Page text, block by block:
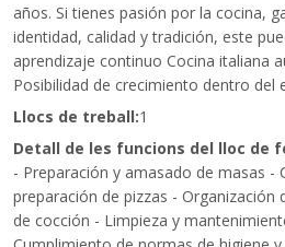
años. Si tienes pasión por la cocina,
identidad, calidad y tradición, este
aprendizaje continuo Cocina italiana
Posibilidad de crecimiento dentro del
Llocs de treball:1
Detall de les funcions del lloc de
- Preparación y amasado de masas
preparación de pizzas -
de cocción - Limpieza y